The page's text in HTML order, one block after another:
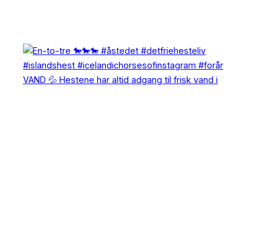
VAND 💦 Hestene har altid adgang til frisk vand i